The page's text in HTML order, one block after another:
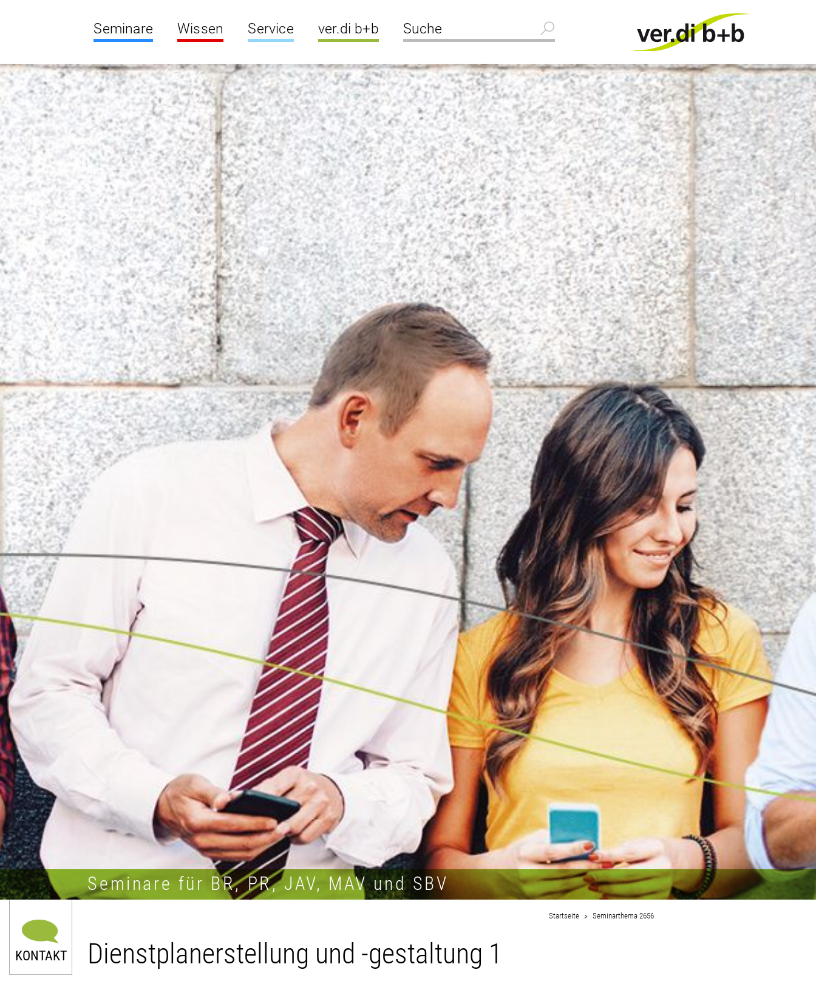
Seminare Wissen Service ver.di b+b
Seminare für BR, PR, JAV, MAV und SBV
KONTAKT
Startseite Seminarthema 2656
Dienstplanerstellung und -gestaltung 1